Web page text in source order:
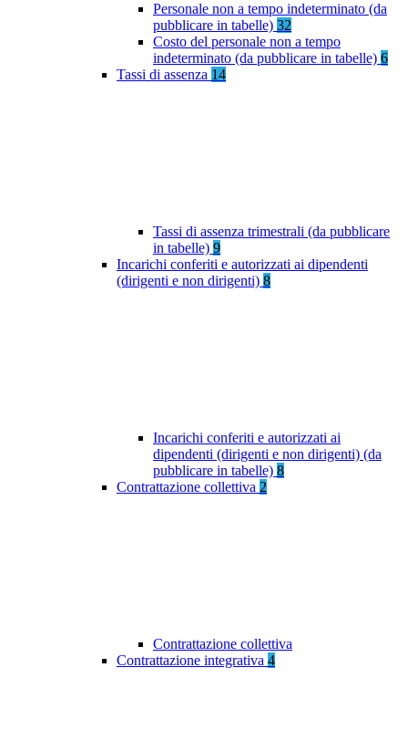
Personale non a tempo indeterminato (da
pubblicare in tabelle) 32
Costo del personale non a tempo
indeterminato (da pubblicare in tabelle) 6
Tassi di assenza 14
Tassi di assenza trimestrali (da pubblicare
in tabelle) 9
Incarichi conferiti e autorizzati ai dipendenti
(dirigenti e non dirigenti) 8
Incarichi conferiti e autorizzati ai
dipendenti (dirigenti e non dirigenti) (da
pubblicare in tabelle) 8
Contrattazione collettiva 2
Contrattazione collettiva
Contrattazione integrativa 4